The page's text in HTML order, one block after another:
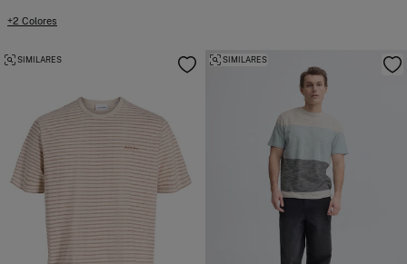
+2 Colores
SIMILARES SIMILARES